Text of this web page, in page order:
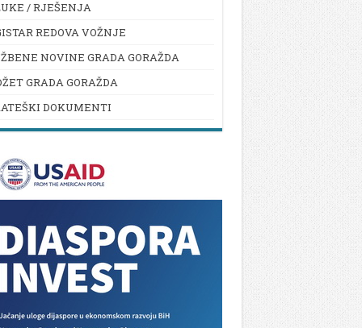
/ RJEŠENJA
REDOVA VOŽNJE
NOVINE GRADA GORAŽDA
GRADA GORAŽDA
DOKUMENTI